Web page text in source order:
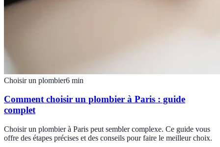
Choisir un plombier6 min
Comment choisir un plombier à Paris : guide
complet
Choisir un plombier à Paris peut sembler complexe. Ce guide vous
offre des étapes précises et des conseils pour faire le meilleur choix.